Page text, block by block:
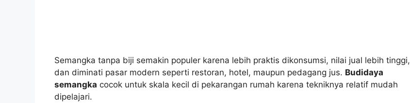
Semangka tanpa biji semakin populer karena lebih praktis dikonsumsi, nilai jual lebih tinggi,
dan diminati pasar modern seperti restoran, hotel, maupun pedagang jus. Budidaya
semangka cocok untuk skala kecil di pekarangan rumah karena tekniknya relatif mudah
dipelajari.